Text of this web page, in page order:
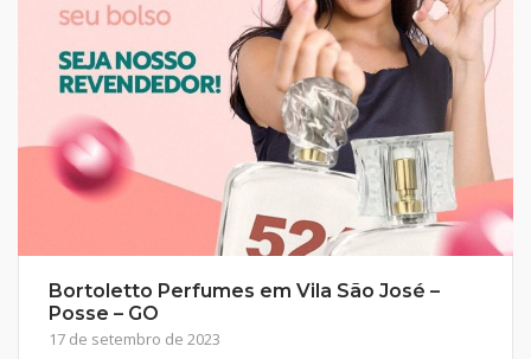
Bortoletto Perfumes em Vila São José –
Posse – GO
17 de setembro de 2023